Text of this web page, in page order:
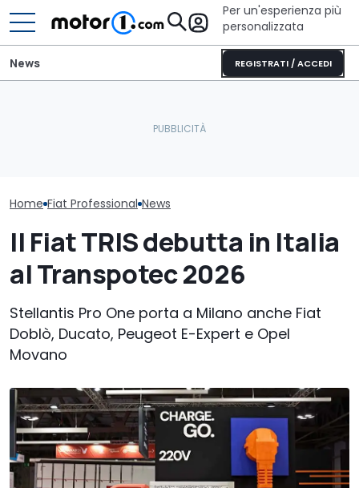
Per un'esperienza più
personalizzata
REGISTRATI / ACCEDI
News
Home Fiat Professional News
Il Fiat TRIS debutta in Italia
al Transpotec 2026
Stellantis Pro One porta a Milano anche Fiat
Doblò, Ducato, Peugeot E-Expert e Opel
Movano